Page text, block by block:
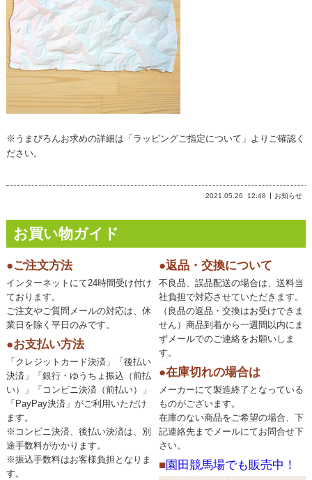
※うまぴろんお求めの詳細は「ラッピングご指定について」よりご確認く
ださい。
2021.05.26 12:48 お知らせ
お買い物ガイド
●ご注文方法
インターネットにて24時間受け付け
ております。
ご注文やご質問メールの対応は、休
業日を除く平日のみです。
●お支払い方法
「クレジットカード決済」「後払い
決済」「銀行・ゆうちょ振込（前払
い）」「コンビニ決済（前払い）」
「PayPay決済」がご利用いただけ
ます。
※コンビニ決済、後払い決済は、別
途手数料がかかります。
※振込手数料はお客様負担となりま
す。
●返品・交換について
不良品、誤品配送の場合は、送料当
社負担で対応させていただきます。
（良品の返品・交換はお受けできま
せん）商品到着から一週間以内にま
ずメールでのご連絡をお願いしま
す。
●在庫切れの場合は
メーカーにて製造終了となっている
ものがございます。
在庫のない商品をご希望の場合、下
記連絡先までメールにてお問合せ下
さい。
■園田競馬場でも販売中！